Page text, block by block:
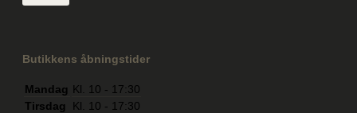
Butikkens åbningstider
Mandag Kl. 10 - 17:30
Tirsdag
Kl. 10 - 17:30